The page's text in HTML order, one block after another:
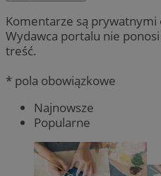
Komentarze są
Wydawca portalu nie
treść.
* pola obowiązkowe
Najnowsze
Popularne